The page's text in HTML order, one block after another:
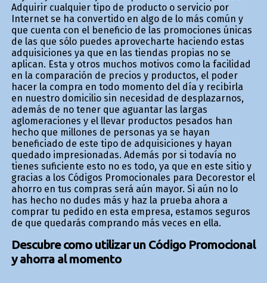
Adquirir cualquier tipo de producto o servicio por
Internet se ha convertido en algo de lo más común y
que cuenta con el beneficio de las promociones únicas
de las que sólo puedes aprovecharte haciendo estas
adquisiciones ya que en las tiendas propias no se
aplican. Esta y otros muchos motivos como la facilidad
en la comparación de precios y productos, el poder
hacer la compra en todo momento del día y recibirla
en nuestro domicilio sin necesidad de desplazarnos,
además de no tener que aguantar las largas
aglomeraciones y el llevar productos pesados han
hecho que millones de personas ya se hayan
beneficiado de este tipo de adquisiciones y hayan
quedado impresionadas. Además por si todavía no
tienes suficiente esto no es todo, ya que en este sitio y
gracias a los Códigos Promocionales para Decorestor el
ahorro en tus compras será aún mayor. Si aún no lo
has hecho no dudes más y haz la prueba ahora a
comprar tu pedido en esta empresa, estamos seguros
de que quedarás comprando más veces en ella.
Descubre como utilizar un Código Promocional
y ahorra al momento